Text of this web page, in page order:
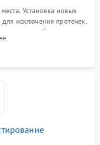
Установка новых
исключения протечек.
системы,
датчика поплавка.